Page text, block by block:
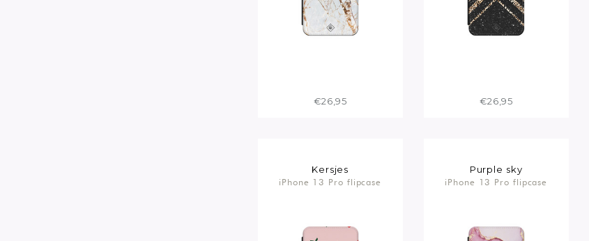
€26,95 €26,95
Kersjes
iPhone 13 Pro flipcase
Purple sky
iPhone 13 Pro flipcase